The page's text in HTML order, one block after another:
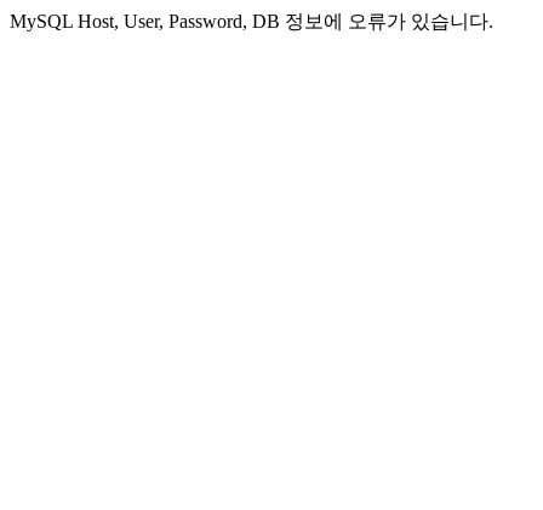
MySQL Host, User, Password, DB 정보에 오류가 있습니다.